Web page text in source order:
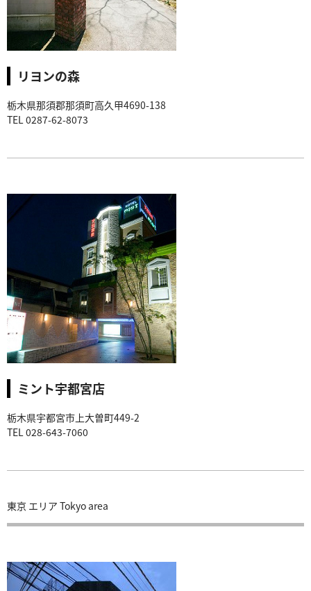
リヨンの森
栃木県那須郡那須町高久甲4690-138
TEL 0287-62-8073
ミント宇都宮店
栃木県宇都宮市上大曽町449-2
TEL 028-643-7060
東京 エリア Tokyo area